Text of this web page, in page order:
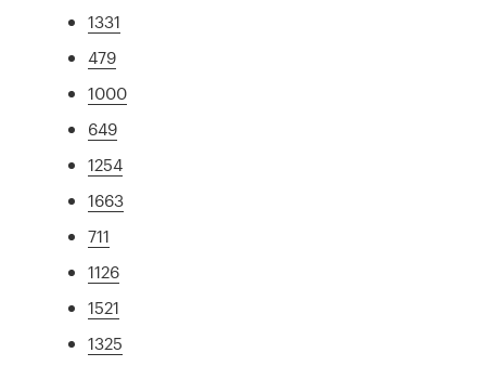
1331
479
1000
649
1254
1663
711
1126
1521
1325